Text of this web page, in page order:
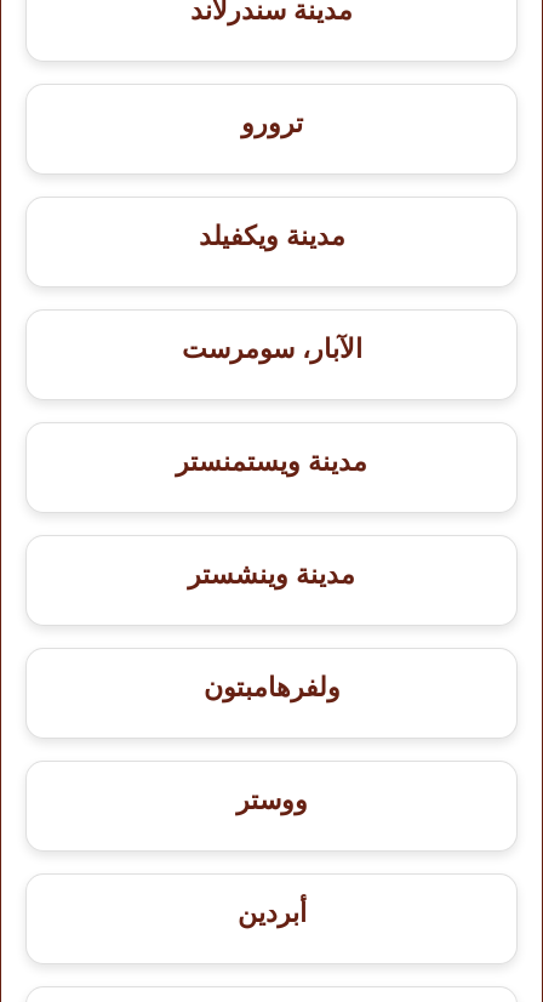
مدينة سندرلاند
ترورو
مدينة ويكفيلد
الآبار، سومرست
مدينة ويستمنستر
مدينة وينشستر
ولفرهامبتون
ووستر
أبردين